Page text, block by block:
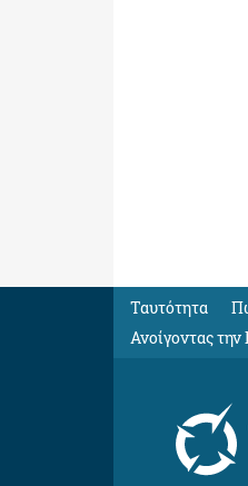
Ταυτότητα
Ανοίγοντας